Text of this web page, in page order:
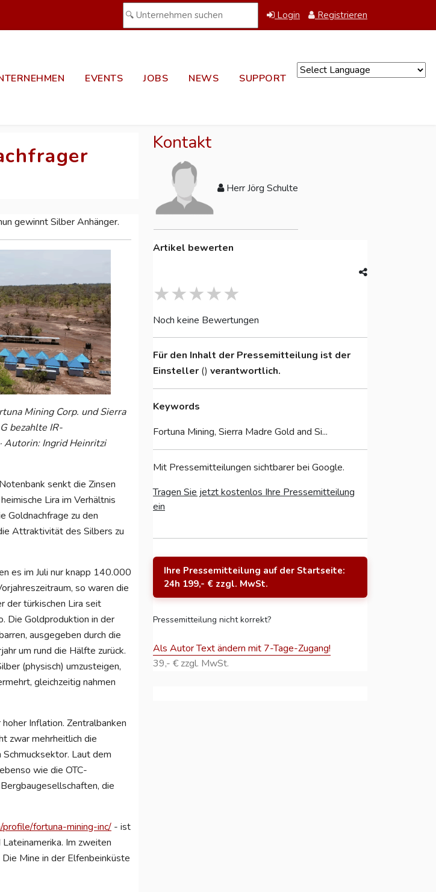
Login Registrieren
EVENTS JOBS NEWS SUPPORT
gewinnt Silber Anhänger.
Mining Corp. und Sierra
bezahlte IR-
Autorin: Ingrid Heinritzi
senkt die Zinsen
Lira im Verhältnis
Goldnachfrage zu den
Attraktivität des Silbers zu
es im Juli nur knapp 140.000
so waren die
der türkischen Lira seit
Die Goldproduktion in der
ausgegeben durch die
um rund die Hälfte zurück.
(physisch) umzusteigen,
gleichzeitig nahmen
Inflation. Zentralbanken
zwar mehrheitlich die
Laut dem
wie die OTC-
die
fortuna-mining-inc/ - ist
Im zweiten
Mine in der Elfenbeinküste
Kontakt
Herr Jörg Schulte
Artikel bewerten
Noch keine Bewertungen
Für den Inhalt der Pressemitteilung ist der
Einsteller () verantwortlich.
Keywords
Fortuna Mining, Sierra Madre Gold and Si...
Mit Pressemitteilungen sichtbarer bei Google.
Tragen Sie jetzt kostenlos Ihre Pressemitteilung
ein
Ihre Pressemitteilung auf der Startseite:
24h 199,- € zzgl. MwSt.
Pressemitteilung nicht korrekt?
Als Autor Text ändern mit 7-Tage-Zugang!
39,- € zzgl. MwSt.